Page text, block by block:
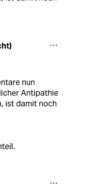
nun
Antipathie
ist damit noch